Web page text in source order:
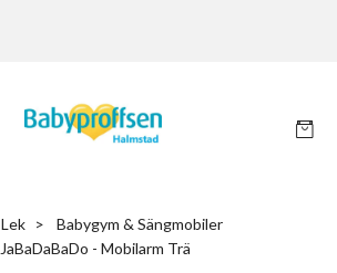
Lek
Babygym & Sängmobiler
JaBaDaBaDo - Mobilarm Trä